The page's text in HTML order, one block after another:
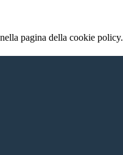
pagina della cookie policy.